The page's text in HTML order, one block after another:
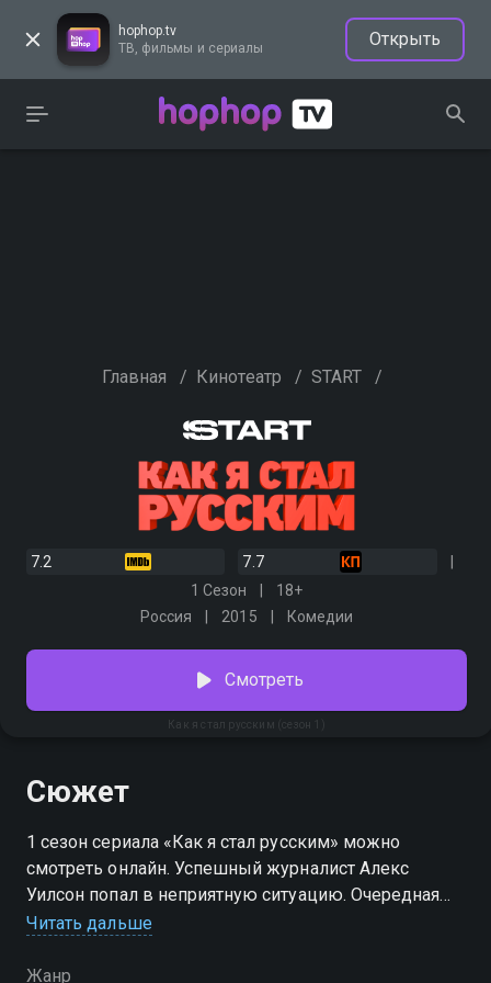
hophop.tv
ТВ, фильмы и сериалы
Открыть
Главная / Кинотеатр / START /
7.2
7.7
1 Сезон
18+
Россия
2015 Комедии
Как я стал русским (сезон 1)
Смотреть
Сюжет
1 сезон сериала «Как я стал русским» можно
смотреть онлайн. Успешный журналист Алекс
Уилсон попал в неприятную ситуацию. Очередная
разгромная статья о политике принесла изданию
могли уволить, но лояльный босс отправил автора
Читать дальше
Жанр